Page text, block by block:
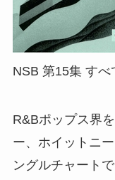
NSB 第15集 すべ
R&Bポップス界
ー、ホイットニ
ングルチャート